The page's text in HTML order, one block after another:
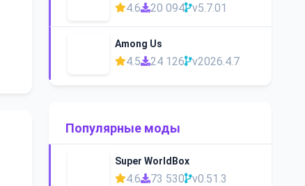
4.6 20 094 v5.7.01
Among Us
4.5 24 126 v2026.4.7
Популярные моды
Super WorldBox
4.6 73 530 v0.51.3